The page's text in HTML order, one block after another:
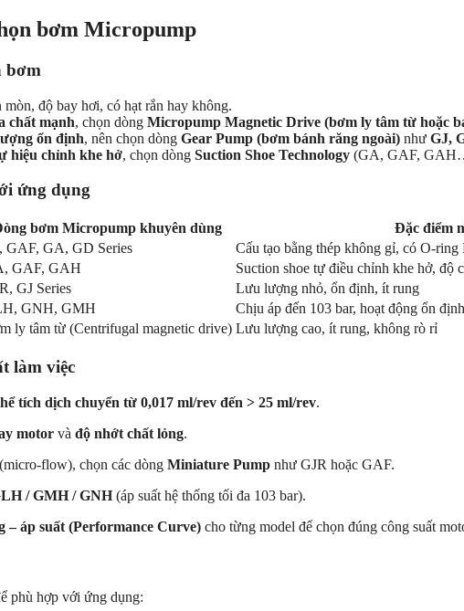
bơm Micropump
bơm
mòn, độ bay hơi, có hạt rắn hay không.
chất mạnh, chọn dòng Micropump Magnetic Drive (bơm ly tâm từ hoặc
ổn định, nên chọn dòng Gear Pump (bơm bánh răng ngoài) như GJ,
hiệu chỉnh khe hở, chọn dòng Suction Shoe Technology (GA, GAF,
ứng dụng
bơm Micropump khuyên dùng
Đặc điểm
GAF, GA, GD Series
Cấu tạo bằng thép không gỉ, có O-
GAF, GAH
Suction shoe tự điều chỉnh khe hở, độ
GJ Series
Lưu lượng nhỏ, ổn định, ít rung
GNH, GMH
Chịu áp đến 103 bar, hoạt động ổn định
ly tâm từ (Centrifugal magnetic drive) Lưu lượng cao, ít rung, không rò rỉ
làm việc
tích dịch chuyển từ 0,017 ml/rev đến > 25 ml/rev.
motor và độ nhớt chất lỏng.
flow), chọn các dòng Miniature Pump như GJR hoặc GAF.
/ GMH / GNH(áp suất hệ thống tối đa 103 bar).
– áp suất (Performance Curve) cho từng model để chọn đúng công suất
phù hợp với ứng dụng: